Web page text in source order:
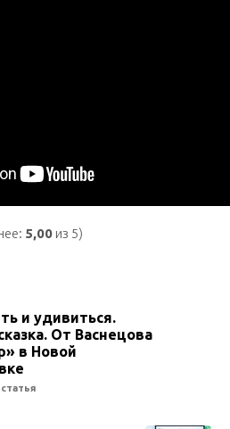
5,00 из 5)
и удивиться.
От Васнецова
в Новой